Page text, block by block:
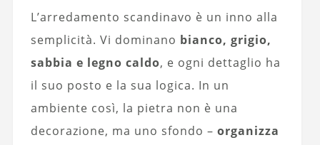
L’arredamento scandinavo è un inno alla
semplicità. Vi dominano bianco, grigio,
sabbia e legno caldo, e ogni dettaglio ha
il suo posto e la sua logica. In un
ambiente così, la pietra non è una
decorazione, ma uno sfondo – organizza